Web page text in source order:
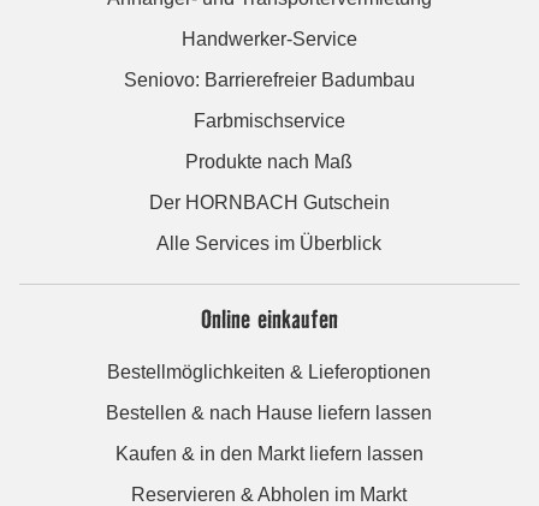
Handwerker-Service
Seniovo: Barrierefreier Badumbau
Farbmischservice
Produkte nach Maß
Der HORNBACH Gutschein
Alle Services im Überblick
Online einkaufen
Bestellmöglichkeiten & Lieferoptionen
Bestellen & nach Hause liefern lassen
Kaufen & in den Markt liefern lassen
Reservieren & Abholen im Markt